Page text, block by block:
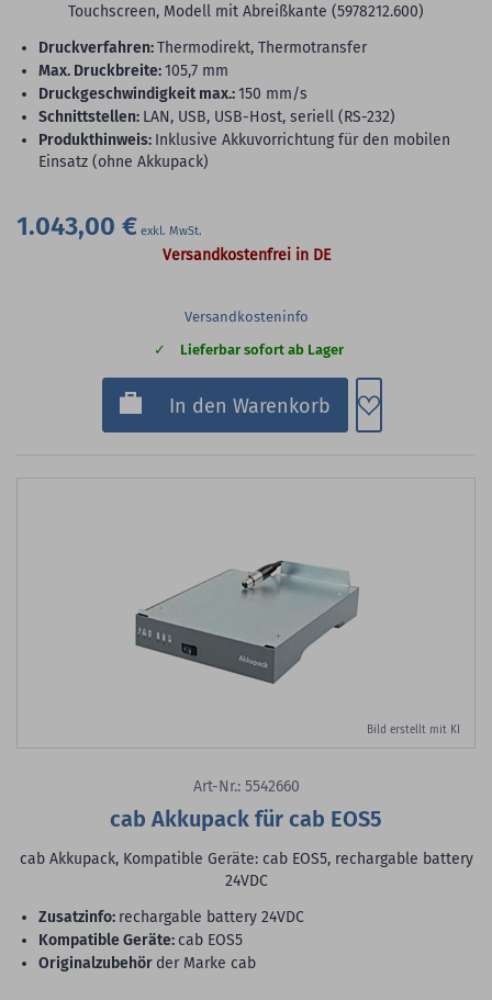
Touchscreen, Modell mit Abreißkante (5978212.600)
Druckverfahren:Thermodirekt, Thermotransfer
max. Druckbreite:105,7 mm
Druckgeschwindigkeit max.:150 mm/s
Schnittstellen: LAN, USB, USB-Host, seriell (RS-232)
Produkthinweis: Inklusive Akkuvorrichtung für den mobilen
Einsatz (ohne Akkupack)
1.043,00 €
Versandkostenfrei in DE
Versandkosteninfo
Lieferbar sofort ab Lager
In den Warenkorb Zum
Bild erstellt mit KI
Art-Nr.: 5542660
cab Akkupack für cab EOS5
cab Akkupack, Kompatible Geräte: cab EOS5, rechargable battery
24VDC
Zusatzinfo: rechargable battery 24VDC
Kompatible Geräte: cab EOS5
Originalzubehör der Marke cab